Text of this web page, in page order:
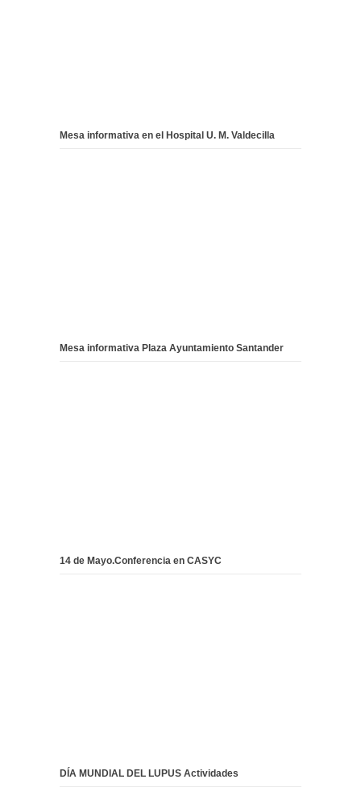
Mesa informativa en el Hospital U. M. Valdecilla
Mesa informativa Plaza Ayuntamiento Santander
14 de Mayo.Conferencia en CASYC
DÍA MUNDIAL DEL LUPUS Actividades